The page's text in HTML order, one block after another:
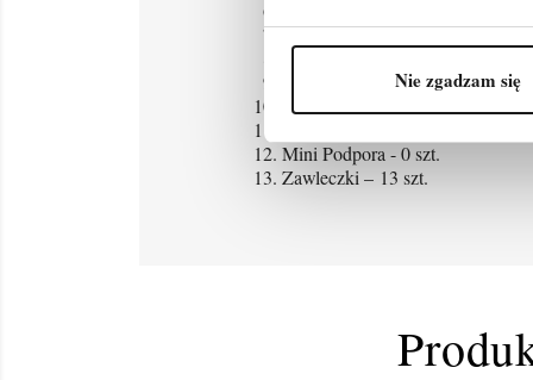
Nie zgadzam się
Koło jezdne 125mm z
Stężenie poziome – 7 szt.
Stężenie ukośne – 3 szt.
Zestaw Burt – 1 szt.
Mini Podpora - 0 szt.
Zawleczki – 13 szt.